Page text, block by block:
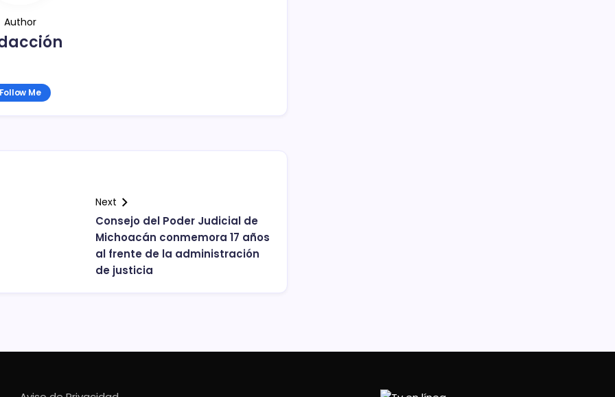
Author
Follow Me
Next
Consejo del Poder Judicial de
Michoacán conmemora 17 años
al frente de la administración
de justicia